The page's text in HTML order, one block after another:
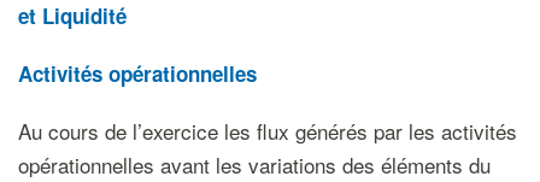
et Liquidité
Activités opérationnelles
Au cours de l’exercice les flux générés par les activités
opérationnelles avant les variations des éléments du